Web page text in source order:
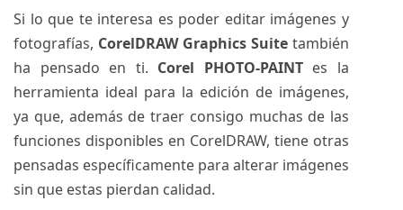
Si lo que te interesa es poder editar imágenes y
fotografías, CorelDRAW Graphics Suite también
ha pensado en ti. Corel PHOTO-PAINTes la
herramienta ideal para la edición de imágenes,
ya que, además de traer consigo muchas de las
funciones disponibles en CorelDRAW, tiene otras
pensadas específicamente para alterar imágenes
sin que estas pierdan calidad.